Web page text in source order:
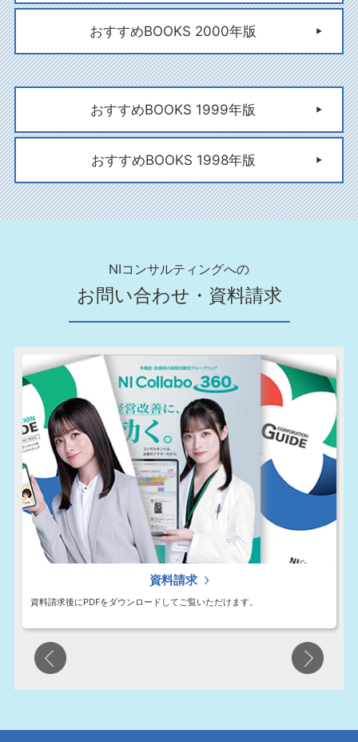
おすすめBOOKS 2000年版
おすすめBOOKS 1999年版
おすすめBOOKS 1998年版
NIコンサルティングへの
お問い合わせ・資料請求
資料請求
資料請求後にPDFをダウンロードしてご覧いただけます。